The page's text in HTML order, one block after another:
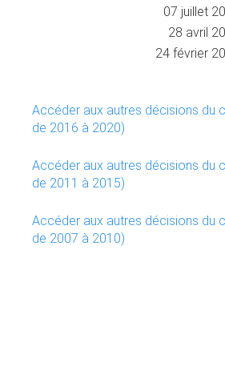
07 juillet
28 avril
24 février
Accéder aux autres décisions du
de 2016 à 2020)
Accéder aux autres décisions du
de 2011 à 2015)
Accéder aux autres décisions du
de 2007 à 2010)